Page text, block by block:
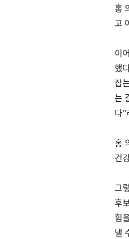
홍
고
이
했
잡
는
다"
홍
건
그
후
힘
낼